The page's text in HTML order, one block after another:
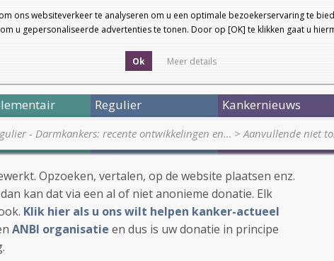
ons websiteverkeer te analyseren om u een optimale bezoekerservaring te
u gepersonaliseerde advertenties te tonen. Door op [OK] te klikken gaat u
Ok Meer details
Regulier Kankernieuws
- Darmkankers: recente ontwikkelingen en… >Aanvullende niet
Opzoeken, vertalen, op de website plaatsen enz.
kan dat via een al of niet anonieme donatie. Elk
Klik hier als u ons wilt helpen kanker-actueel
ANBI organisatie en dus is uw donatie in principe